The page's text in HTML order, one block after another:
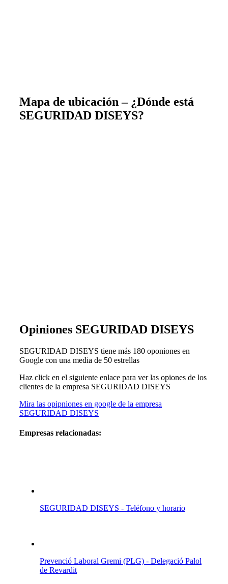
Mapa de ubicación – ¿Dónde está
SEGURIDAD DISEYS?
Opiniones SEGURIDAD DISEYS
SEGURIDAD DISEYS tiene más 180 oponiones en
Google con una media de 50 estrellas
Haz click en el siguiente enlace para ver las opiones de los
clientes de la empresa SEGURIDAD DISEYS
Mira las opipniones en google de la empresa
SEGURIDAD DISEYS
Empresas relacionadas:
SEGURIDAD DISEYS - Teléfono y horario
Prevenció Laboral Gremi (PLG) - Delegació Palol
de Revardit